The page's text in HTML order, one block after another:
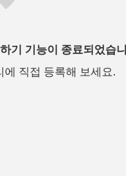
기 기능이 종료되었습
직접 등록해 보세요.